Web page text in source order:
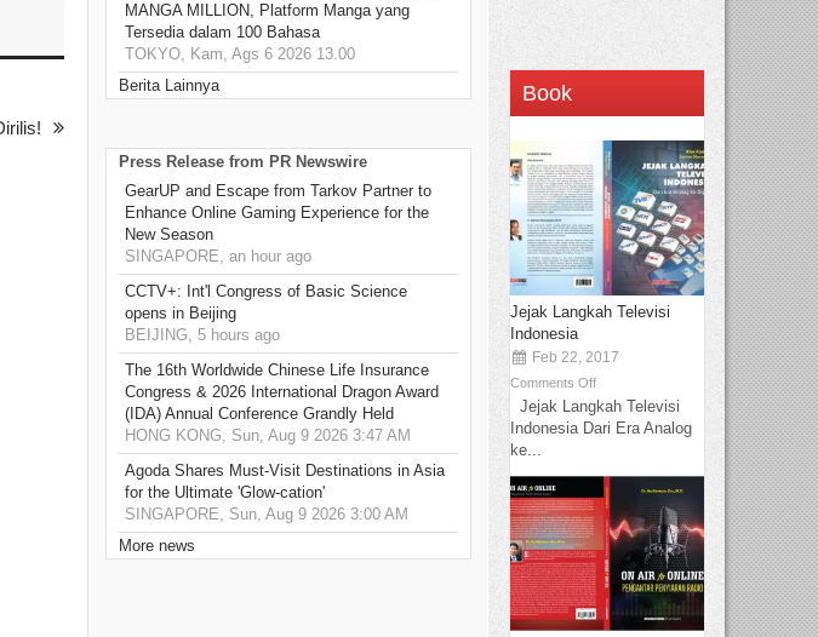
MANGA MILLION, Platform Manga yang
Tersedia dalam 100 Bahasa
TOKYO, Kam, Ags 6 2026 13.00
Berita Lainnya
Press Release from PR Newswire
GearUP and Escape from Tarkov Partner to
Enhance Online Gaming Experience for the
New Season
SINGAPORE, an hour ago
CCTV+: Int'l Congress of Basic Science
opens in Beijing
BEIJING, 5 hours ago
The 16th Worldwide Chinese Life Insurance
Congress & 2026 International Dragon Award
(IDA) Annual Conference Grandly Held
HONG KONG, Sun, Aug 9 2026 3:47 AM
Agoda Shares Must-Visit Destinations in Asia
for the Ultimate 'Glow-cation'
SINGAPORE, Sun, Aug 9 2026 3:00 AM
More news
Book
Jejak Langkah Televisi
Indonesia
Feb 22, 2017
Comments Off
Jejak Langkah Televisi
Indonesia Dari Era Analog
ke...